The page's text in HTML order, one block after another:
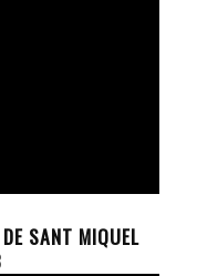
SANT MIQUEL